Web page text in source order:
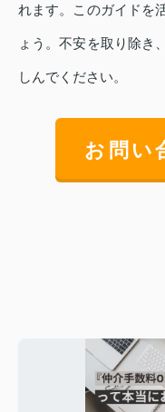
れます。このガイドを
ょう。不安を取り除き
しんでください。
お問い